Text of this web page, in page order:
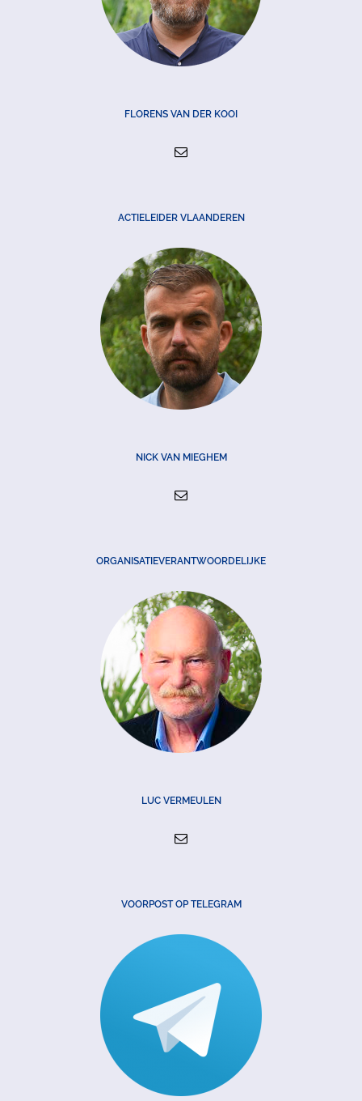
FLORENS VAN DER KOOI
ACTIELEIDER VLAANDEREN
NICK VAN MIEGHEM
ORGANISATIEVERANTWOORDELIJKE
LUC VERMEULEN
VOORPOST OP TELEGRAM